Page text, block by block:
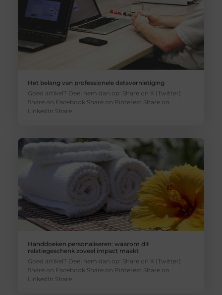
Het belang van professionele datavernietiging
Goed artikel? Deel hem dan op: Share on X (Twitter)
Share on Facebook Share on Pinterest Share on
LinkedIn Share
Handdoeken personaliseren: waarom dit
relatiegeschenk zoveel impact maakt
Goed artikel? Deel hem dan op: Share on X (Twitter)
Share on Facebook Share on Pinterest Share on
LinkedIn Share